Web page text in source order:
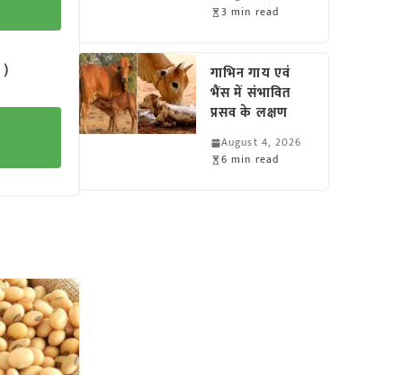
)
3 min read
गाभिन गाय एवं
भैंस में संभावित
प्रसव के लक्षण
August 4, 2026
6 min read